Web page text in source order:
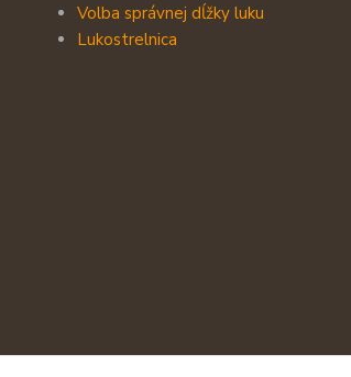
Volba správnej dĺžky luku
Lukostrelnica